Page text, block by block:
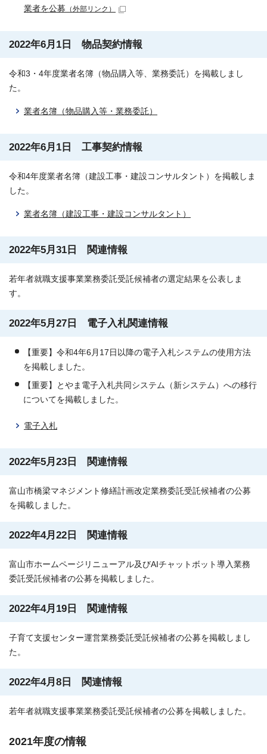
業者を公募 （外部リンク）
2022年6月1日 物品契約情報
令和3・4年度業者名簿（物品購入等、業務委託）を掲載しまし
た。
業者名簿（物品購入等・業務委託）
2022年6月1日 工事契約情報
令和4年度業者名簿（建設工事・建設コンサルタント）を掲載しま
した。
業者名簿（建設工事・建設コンサルタント）
2022年5月31日 関連情報
若年者就職支援事業業務委託受託候補者の選定結果を公表しま
す。
2022年5月27日 電子入札関連情報
【重要】令和4年6月17日以降の電子入札システムの使用方法
を掲載しました。
【重要】とやま電子入札共同システム（新システム）への移行
についてを掲載しました。
電子入札
2022年5月23日 関連情報
富山市橋梁マネジメント修繕計画改定業務委託受託候補者の公募
を掲載しました。
2022年4月22日 関連情報
富山市ホームページリニューアル及びAIチャットボット導入業務
委託受託候補者の公募を掲載しました。
2022年4月19日 関連情報
子育て支援センター運営業務委託受託候補者の公募を掲載しまし
た。
2022年4月8日 関連情報
若年者就職支援事業業務委託受託候補者の公募を掲載しました。
2021年度の情報